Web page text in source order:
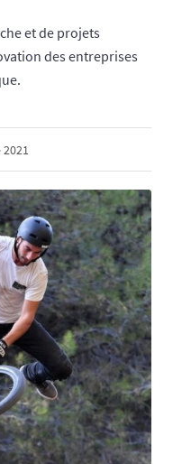
et de projets
des entreprises